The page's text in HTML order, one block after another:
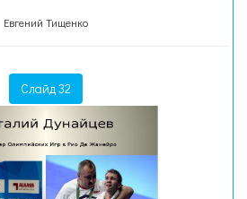
Евгений Тищенко
Слайд 32